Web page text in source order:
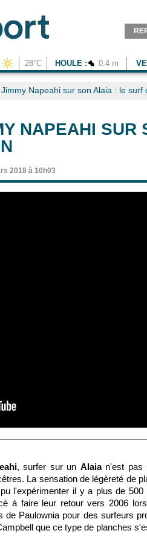
28°C HOULE : 0.4 m
Jimmy Napeahi sur son Alaia : le
NAPEAHI SUR
2018 à 10h03
, surfer sur un Alaian'est pas
La sensation de légèreté de
l'expérimenter il y a plus de 500
à faire leur retour vers 2006
de Paulownia pour des surfeurs
que ce type de planches